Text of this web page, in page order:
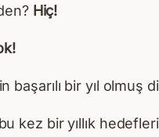
Hiç!
bir yıl olmuş
kez bir yıllık